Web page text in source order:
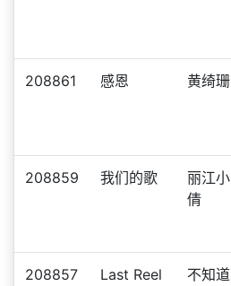
208861 感恩 黄绮珊
208859 我们的歌
丽江小
倩
208857 Last Reel 不知道